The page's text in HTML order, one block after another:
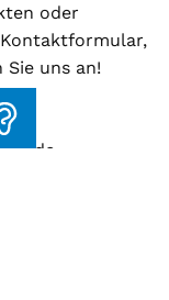
oder
Sie uns an!